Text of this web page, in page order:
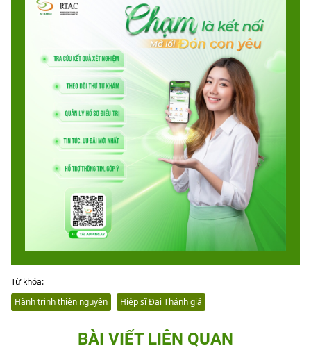
Từ khóa:
Hành trình thiện nguyện
Hiệp sĩ Đại Thánh giá
BÀI VIẾT LIÊN QUAN